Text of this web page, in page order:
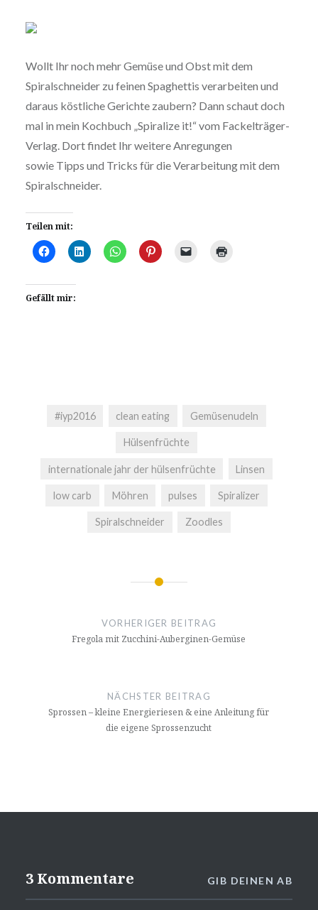
Wollt Ihr noch mehr Gemüse und Obst mit dem
Spiralschneider zu feinen Spaghettis verarbeiten und
daraus köstliche Gerichte zaubern? Dann schaut doch
mal in mein Kochbuch „Spiralize it!“ vom Fackelträger-
Verlag. Dort findet Ihr weitere Anregungen
sowie Tipps und Tricks für die Verarbeitung mit dem
Spiralschneider.
Teilen mit:
Gefällt mir:
#iyp2016 clean eating Gemüsenudeln
Hülsenfrüchte
internationale jahr der hülsenfrüchte Linsen
low carb Möhren pulses Spiralizer
Spiralschneider Zoodles
Beitragsnavigation
VORHERIGER BEITRAG
Fregola mit Zucchini-Auberginen-Gemüse
NÄCHSTER BEITRAG
Sprossen – kleine Energieriesen & eine Anleitung für
die eigene Sprossenzucht
3 Kommentare GIB DEINEN AB